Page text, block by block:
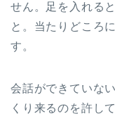
せん。足を入れる
と。当たりどころ
す。
会話ができていな
くり来るのを許し